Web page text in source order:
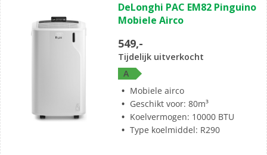
van
de
sterren.
4
beoordelingen
DeLonghi PAC EM82 Pinguino
Mobiele Airco
549,-
Tijdelijk uitverkocht
A
Mobiele airco
Geschikt voor: 80m³
Koelvermogen: 10000 BTU
Type koelmiddel: R290